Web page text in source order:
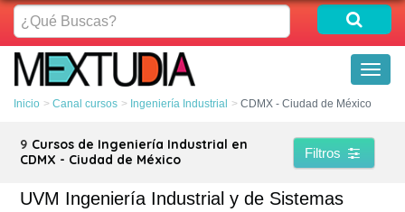
¿Qué
Buscas?
Inicio Canal cursos Ingeniería Industrial CDMX - Ciudad de México
9 Cursos de Ingeniería Industrial en
CDMX - Ciudad de México
Filtros
UVM Ingeniería Industrial y de Sistemas